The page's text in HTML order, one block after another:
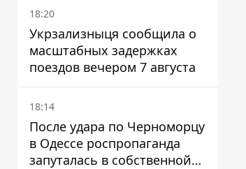
18:20
Укрзализныця сообщила о
масштабных задержках
поездов вечером 7 августа
18:14
После удара по Черноморцу
в Одессе роспропаганда
запуталась в собственной